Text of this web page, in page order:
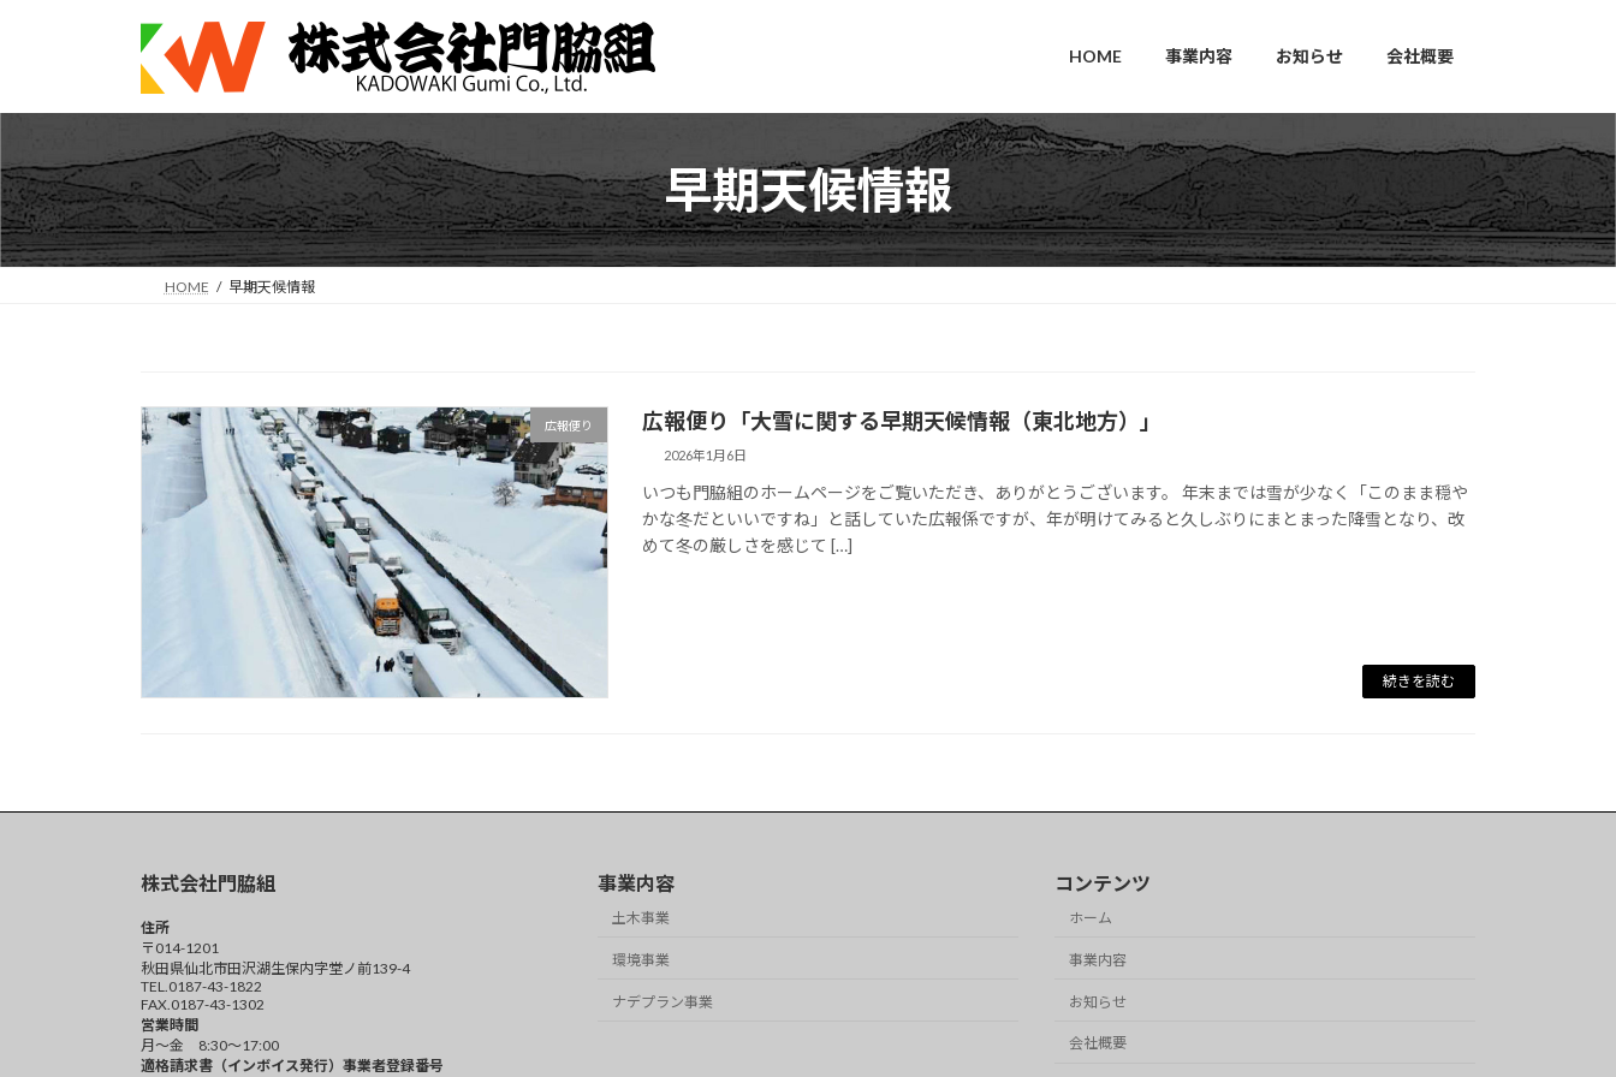
ス
キ
ッ
プ
ン
に
移
動
HOME 事業内容 お知らせ 会社概要
早期天候情報
HOME 早期天候情報
広報便り 広報便り「大雪に関する早期天候情報（東北地方）」
2026年1月6日
いつも門脇組のホームページをご覧いただき、ありがとうございます。 年末までは雪が少なく「このまま穏や
かな冬だといいですね」と話していた広報係ですが、年が明けてみると久しぶりにまとまった降雪となり、改
めて冬の厳しさを感じて […]
続きを読む
株式会社門脇組
住所
〒014-1201
秋田県仙北市田沢湖生保内字堂ノ前139-4
TEL.0187-43-1822
FAX.0187-43-1302
営業時間
月～金 8:30～17:00
適格請求書（インボイス発行）事業者登録番号
事業内容
土木事業
環境事業
ナデプラン事業
コンテンツ
ホーム
事業内容
お知らせ
会社概要